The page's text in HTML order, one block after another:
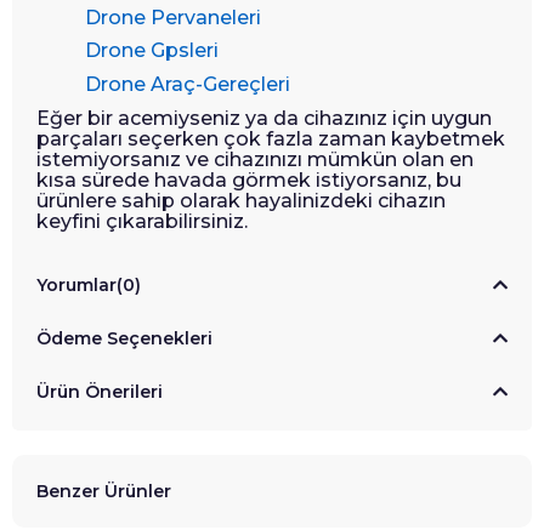
Drone Pervaneleri
Drone Gpsleri
Drone Araç-Gereçleri
Eğer bir acemiyseniz ya da cihazınız için uygun
parçaları seçerken çok fazla zaman kaybetmek
istemiyorsanız ve cihazınızı mümkün olan en
kısa sürede havada görmek istiyorsanız, bu
ürünlere sahip olarak hayalinizdeki cihazın
keyfini çıkarabilirsiniz.
Yorumlar(0)
Ödeme Seçenekleri
Ürün Önerileri
Benzer Ürünler